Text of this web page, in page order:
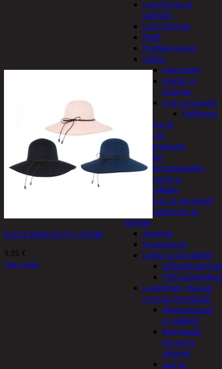
Lumiharjat ja
peitteet
Lämmittimet
Peilit
Pyyhkijänsulat
Sähkö
Invertterit
Johdot ja
liittimet
Lisä ja työvalot
Polttimot
Irtomoottorit,
aggregaatit
Aggregaatit
Lisälaitteet
Polttoainesäiliöt,
pumput ja
tarvikkeet
Vinssit ja varusteet
Öljyt, suodattimet ja
nesteet
Avaimet
Imupumput
Letkut ja tarvikkeet
Polttoaineletkut
Liuottimet, massat,
ja muut kemikaalit
Alustamassat
ja pakkelit
Kemikaalit,
sprayt ja
silikonit
Lasi ja
ACCES NARUHATTU NYÖRI
9,95 €
Lue Lisää